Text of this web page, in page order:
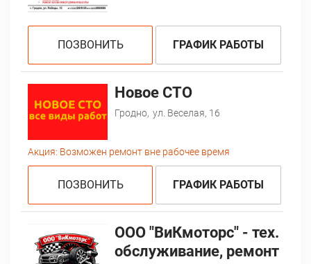
ПОЗВОНИТЬ ГРАФИК РАБОТЫ
Новое СТО
Гродно, ул. Веселая, 16
Акция: Возможен ремонт вне рабочее время
ПОЗВОНИТЬ ГРАФИК РАБОТЫ
ООО "ВиКмоторс" - тех.
обслуживание, ремонт